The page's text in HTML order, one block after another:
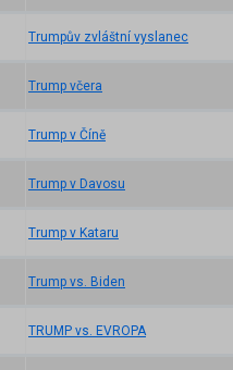
Trumpův zvláštní vyslanec
Trump včera
Trump v Číně
Trump v Davosu
Trump v Kataru
Trump vs. Biden
TRUMP vs. EVROPA